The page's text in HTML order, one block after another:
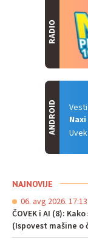
RADIO
ANDROID
NAJNOVIJE
06. avg 2026. 17:13
ČOVEK i AI (8):
(Ispovest mašine o